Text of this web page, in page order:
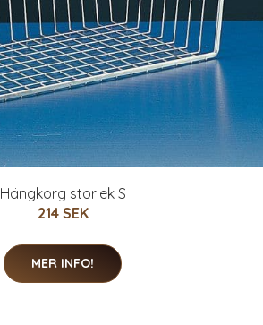
Hängkorg storlek S
214 SEK
MER INFO!